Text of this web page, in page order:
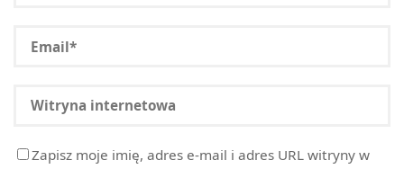
Zapisz moje imię, adres e-mail i adres URL witryny w